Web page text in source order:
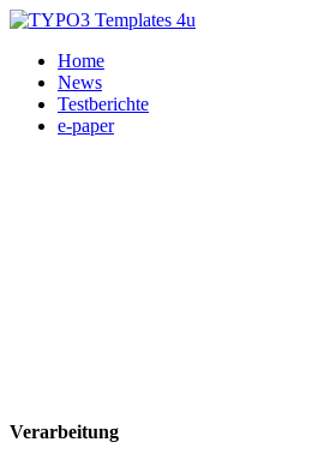
Home
News
Testberichte
e-paper
Verarbeitung